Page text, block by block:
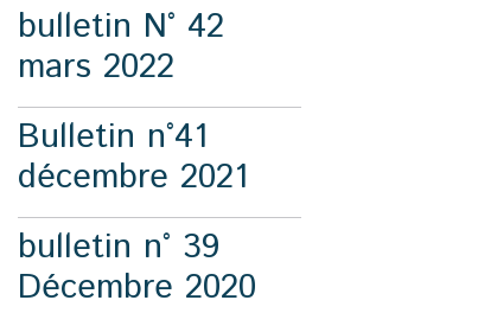
bulletin N° 42
mars 2022
Bulletin n°41
décembre 2021
bulletin n° 39
Décembre 2020